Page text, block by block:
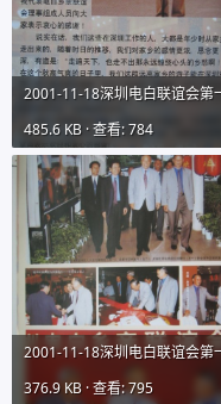
485.6 KB · 查看: 784
376.9 KB · 查看: 795